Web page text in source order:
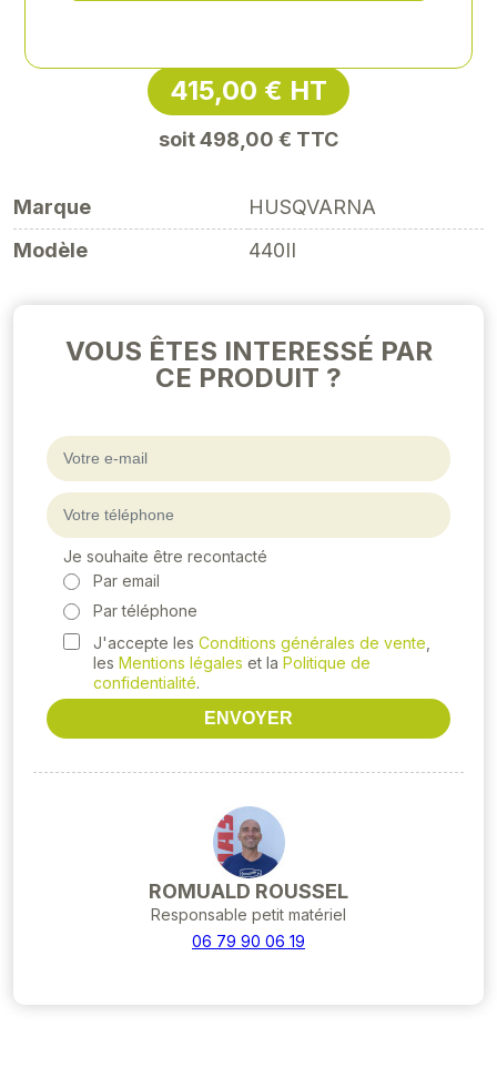
415,00 € HT
soit 498,00 € TTC
Marque
HUSQVARNA
Modèle
440II
VOUS ÊTES INTERESSÉ PAR
CE PRODUIT ?
Je souhaite être recontacté
Par email
Par téléphone
J'accepte les Conditions générales de vente
les Mentions légales et la Politique de
confidentialité.
ENVOYER
ROMUALD ROUSSEL
Responsable petit matériel
06 79 90 06 19